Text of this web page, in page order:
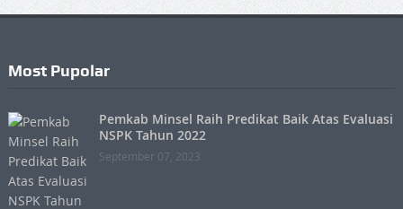
Most Pupolar
Pemkab Minsel Raih Predikat Baik Atas Evaluasi
NSPK Tahun 2022
September 07, 2023